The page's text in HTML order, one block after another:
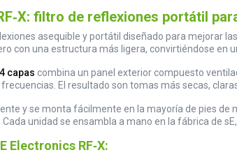
filtro de reflexiones portátil
asequible y portátil diseñado para mejorar
con una estructura más ligera, convirtiéndose en
4 capas combina un panel exterior compuesto
El resultado son tomas más secas,
y se monta fácilmente en la mayoría de pies
unidad se ensambla a mano en la fábrica de
Electronics RF‑X: